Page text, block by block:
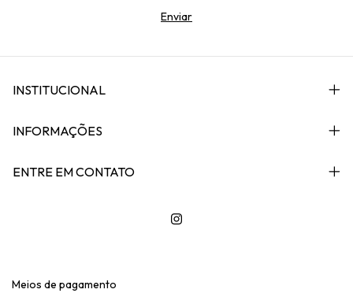
INSTITUCIONAL
INFORMAÇÕES
ENTRE EM CONTATO
Meios de pagamento